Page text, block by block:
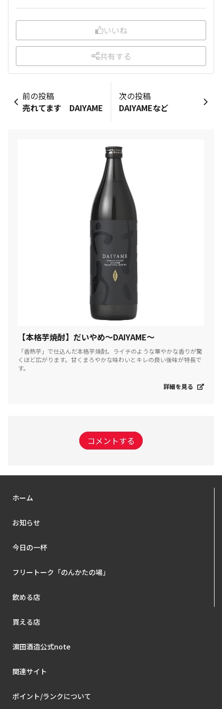
いいね
共有する
【本格芋焼酎】だいやめ～DAIYAME～
「香熟芋」で仕込んだ本格芋焼酎。ライチのような華やかな香りが驚
くほど広がります。甘くまろやかな味わいとキレの良い後味が特長で
す。
詳細を見る
前の投稿
売れてます DAIYAME
次の投稿
DAIYAMEなど
コメントする
ホーム
お知らせ
今日の一杯
フリートーク「のんかたの場」
飲める店
買える店
濵田酒造公式note
関連サイト
ポイント/ランクについて